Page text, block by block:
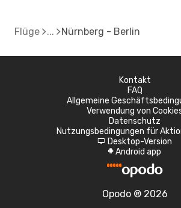
Flüge Nürnberg - Berlin
Kontakt
FAQ
Allgemeine
Verwendung von
Datenschutz
Nutzungsbedingungen für
d Desktop-Version
A Android app
Opodo ® 2026